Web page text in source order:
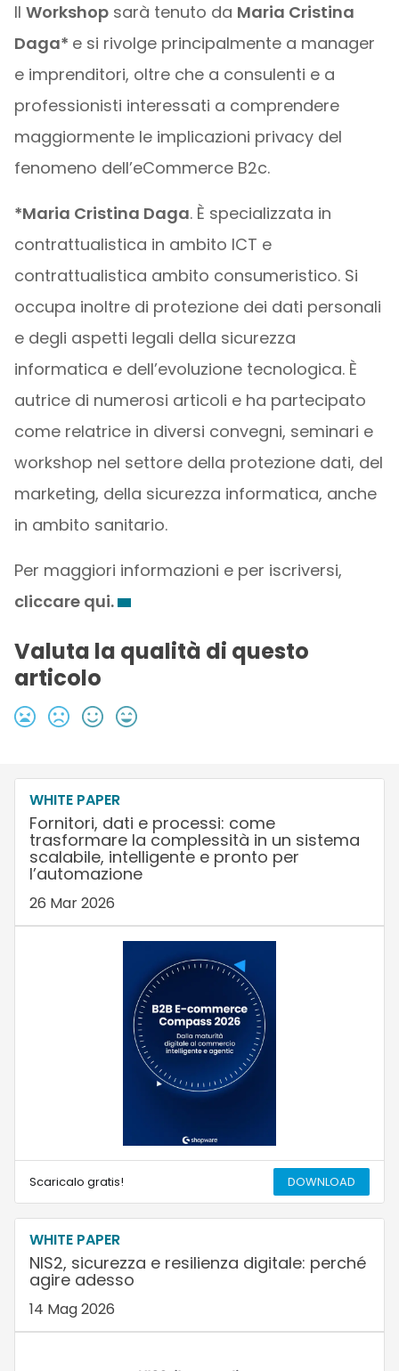
Il Workshopsarà tenuto da Maria Cristina
Daga* e si rivolge principalmente a manager
e imprenditori, oltre che a consulenti e a
professionisti interessati a comprendere
maggiormente le implicazioni privacy del
fenomeno dell’eCommerce B2c.
*Maria Cristina Daga. È specializzata in
contrattualistica in ambito ICT e
contrattualistica ambito consumeristico. Si
occupa inoltre di protezione dei dati personali
e degli aspetti legali della sicurezza
informatica e dell’evoluzione tecnologica. È
autrice di numerosi articoli e ha partecipato
come relatrice in diversi convegni, seminari e
workshop nel settore della protezione dati, del
marketing, della sicurezza informatica, anche
in ambito sanitario.
Per maggiori informazioni e per iscriversi,
cliccare qui.
Valuta la qualità di questo
articolo
WHITE PAPER
Fornitori, dati e processi: come
trasformare la complessità in un sistema
scalabile, intelligente e pronto per
l’automazione
26 Mar 2026
Scaricalo gratis! DOWNLOAD
WHITE PAPER
NIS2, sicurezza e resilienza digitale: perché
agire adesso
14 Mag 2026